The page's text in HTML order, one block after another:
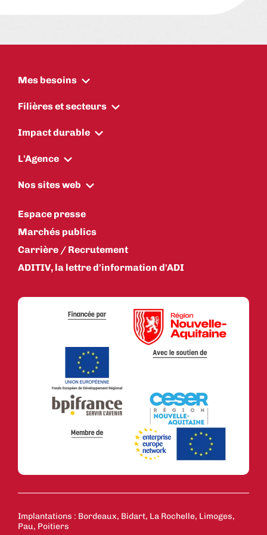
Mes besoins
Filières et secteurs
Impact durable
L'Agence
Nos sites web
Espace presse
Marchés publics
Carrière / Recrutement
ADITIV, la lettre d'information d'ADI
Implantations : Bordeaux, Bidart, La Rochelle, Limoges,
Pau, Poitiers